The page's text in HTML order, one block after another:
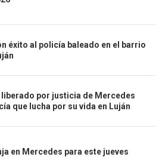
éxito al policía baleado en el barrio
liberado por justicia de Mercedes
que lucha por su vida en Luján
en Mercedes para este jueves